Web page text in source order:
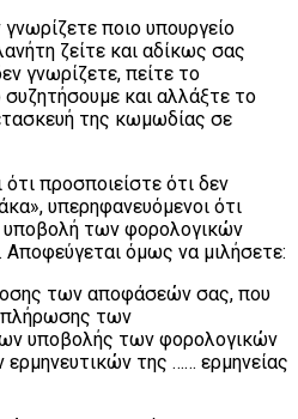
ποιο υπουργείο
ζείτε και αδίκως σας
γνωρίζετε, πείτε το
και αλλάξτε το
της κωμωδίας σε
προσποιείστε ότι δεν
υπερηφανευόμενοι ότι
υποβολή των φορολογικών
όμως να μιλήσετε:
των αποφάσεών σας, που
των
υποβολής των φορολογικών
της …… ερμηνείας